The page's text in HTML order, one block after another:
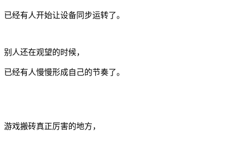
已经有人开始让设备同步运转了。
别人还在观望的时候，
已经有人慢慢形成自己的节奏了。
游戏搬砖真正厉害的地方，